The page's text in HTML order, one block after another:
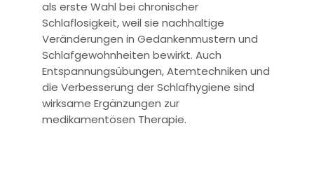
als erste Wahl bei chronischer
Schlaflosigkeit, weil sie nachhaltige
Veränderungen in Gedankenmustern und
Schlafgewohnheiten bewirkt. Auch
Entspannungsübungen, Atemtechniken und
die Verbesserung der Schlafhygiene sind
wirksame Ergänzungen zur
medikamentösen Therapie.